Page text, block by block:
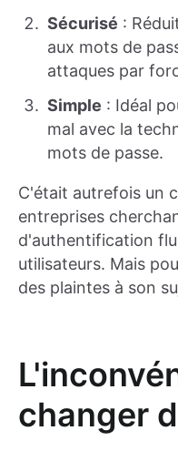
Sécurisé :
aux mots de
attaques par
Simple : Idéal
mal avec la
mots de passe.
C'était autrefois un
entreprises
d'authentification
utilisateurs. Mais
des plaintes à son
changer